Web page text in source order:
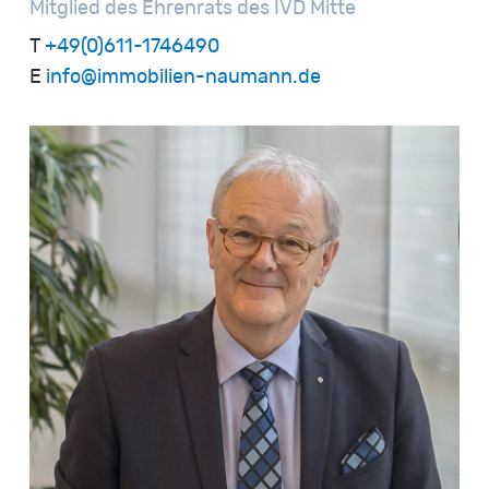
Mitglied des Ehrenrats des IVD Mitte
T +49(0)611-1746490
E info@immobilien-naumann.de